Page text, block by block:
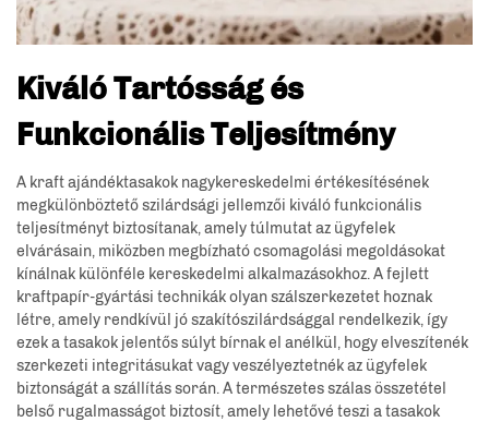
Kiváló Tartósság és
Funkcionális Teljesítmény
A kraft ajándéktasakok nagykereskedelmi értékesítésének
megkülönböztető szilárdsági jellemzői kiváló funkcionális
teljesítményt biztosítanak, amely túlmutat az ügyfelek
elvárásain, miközben megbízható csomagolási megoldásokat
kínálnak különféle kereskedelmi alkalmazásokhoz. A fejlett
kraftpapír-gyártási technikák olyan szálszerkezetet hoznak
létre, amely rendkívül jó szakítószilárdsággal rendelkezik, így
ezek a tasakok jelentős súlyt bírnak el anélkül, hogy elveszítenék
szerkezeti integritásukat vagy veszélyeztetnék az ügyfelek
biztonságát a szállítás során. A természetes szálas összetétel
belső rugalmasságot biztosít, amely lehetővé teszi a tasakok